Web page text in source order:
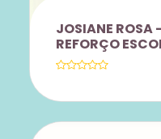
JOSIANE ROSA
REFORÇO